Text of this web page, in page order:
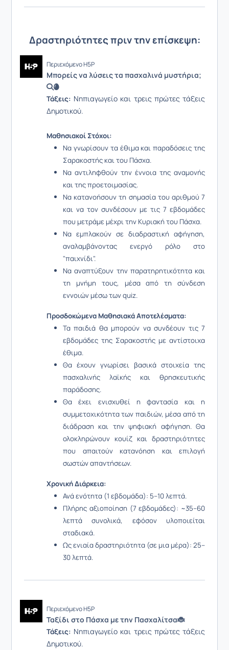
Δραστηριότητες πριν την επίσκεψη:
Περιεχόμενο H5P
Μπορείς να λύσεις τα πασχαλινά μυστήρια;
🔍🥚
Τάξεις: Νηπιαγωγείο και τρεις πρώτες τάξεις
Δημοτικού.
Μαθησιακοί Στόχοι:
Να γνωρίσουν τα έθιμα και παραδόσεις της
Σαρακοστής και του Πάσχα.
Να αντιληφθούν την έννοια της αναμονής
και της προετοιμασίας.
Να κατανοήσουν τη σημασία του αριθμού 7
και να τον συνδέσουν με τις 7 εβδομάδες
που μετράμε μέχρι την Κυριακή του Πάσχα.
Να εμπλακούν σε διαδραστική αφήγηση,
αναλαμβάνοντας ενεργό ρόλο στο
"παιχνίδι".
Να αναπτύξουν την παρατηρητικότητα και
τη μνήμη τους, μέσα από τη σύνδεση
εννοιών μέσω των quiz.
Προσδοκώμενα Μαθησιακά Αποτελέσματα:
Τα παιδιά θα μπορούν να συνδέουν τις 7
εβδομάδες της Σαρακοστής με αντίστοιχα
έθιμα.
Θα έχουν γνωρίσει βασικά στοιχεία της
πασχαλινής λαϊκής και θρησκευτικής
παράδοσης.
Θα έχει ενισχυθεί η φαντασία και η
συμμετοχικότητα των παιδιών, μέσα από τη
διάδραση και την ψηφιακή αφήγηση. Θα
ολοκληρώνουν κουίζ και δραστηριότητες
που απαιτούν κατανόηση και επιλογή
σωστών απαντήσεων.
Χρονική Διάρκεια:
Ανά ενότητα (1 εβδομάδα): 5–10 λεπτά.
Πλήρης αξιοποίηση (7 εβδομάδες): ~35–60
λεπτά συνολικά, εφόσον υλοποιείται
σταδιακά.
Ως ενιαία δραστηριότητα (σε μια μέρα): 25–
30 λεπτά.
Περιεχόμενο H5P
Ταξίδι στο Πάσχα με την Πασχαλίτσα🐞
Τάξεις: Νηπιαγωγείο και τρεις πρώτες τάξεις
Δημοτικού.